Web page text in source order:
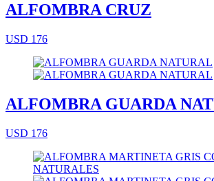
ALFOMBRA CRUZ
USD 176
ALFOMBRA GUARDA
USD 176